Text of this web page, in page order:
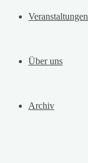
Veranstaltungen
Über uns
Archiv